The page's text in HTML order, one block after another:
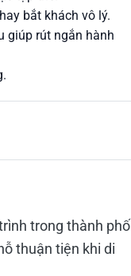
bắt khách vô lý.
giúp rút ngắn hành
trong thành phố
thuận tiện khi di